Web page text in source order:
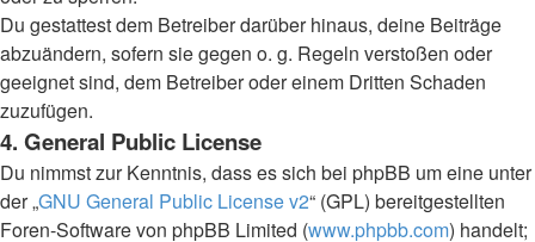
Du gestattest dem Betreiber darüber hinaus, deine Beiträge
abzuändern, sofern sie gegen o. g. Regeln verstoßen oder
geeignet sind, dem Betreiber oder einem Dritten Schaden
zuzufügen.
4. General Public License
Du nimmst zur Kenntnis, dass es sich bei phpBB um eine unter
der „GNU General Public License v2“ (GPL) bereitgestellten
Foren-Software von phpBB Limited (www.phpbb.com) handelt;